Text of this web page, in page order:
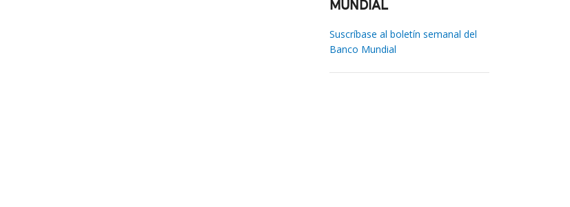
MUNDIAL
Suscríbase al boletín semanal del
Banco Mundial